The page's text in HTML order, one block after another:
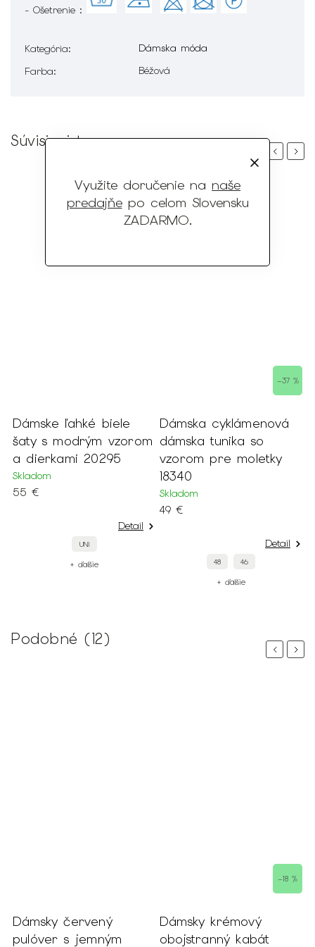
Využite doručenie na naše
predajňepo celom Slovensku
ZADARMO.
- Ošetrenie :
Kategória:
Dámska móda
Farba: Béžová
Súvisiaci tovar
Previous
Dámske ľahké biele
šaty s modrým vzorom
a dierkami 20295
Skladom
55 €
Detail
UNI
+ ďalšie
–37 %
Dámska cyklámenová
dámska tunika so
vzorom pre moletky
18340
Skladom
49 €
Detail
48 46
+ ďalšie
Next
Podobné (12)
Previous
Dámsky červený
pulóver s jemným
–18 %
Dámsky krémový
obojstranný kabát
Next